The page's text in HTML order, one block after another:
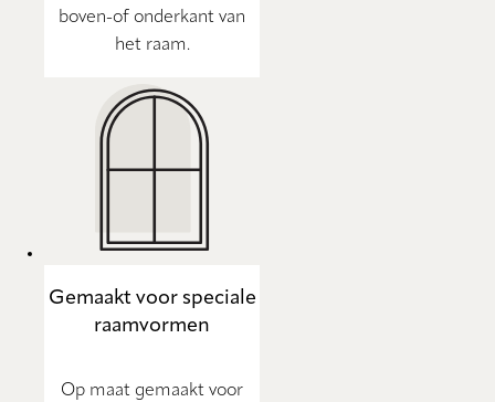
boven-of onderkant van
het raam.
Gemaakt voor speciale
raamvormen
Op maat gemaakt voor